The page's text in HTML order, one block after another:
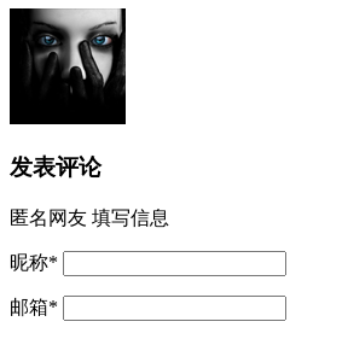
发表评论
匿名网友 填写信息
昵称*
邮箱*